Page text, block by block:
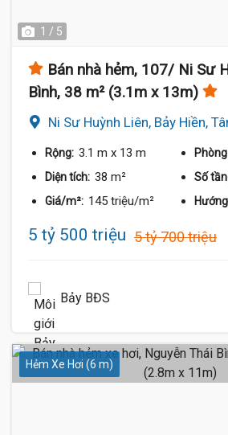
1 / 5
Bán nhà hẻm, 107/ Ni Sư
Bình, 38 m² (3.1m x 13m)
Ni Sư Huỳnh Liên, Bảy Hiền,
Rộng: 3.1 m x 13 m
Diện tích: 38 m² Số
Giá/m²: 145 triệu/m²
5 tỷ 500 triệu 5 tỷ 700 triệu
Bảy BĐS
Hẻm Xe Hơi (6 m)